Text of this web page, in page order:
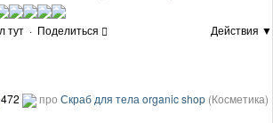
тут · Поделиться
Действия ▼
472 про Скраб для тела organic shop (Косметика)